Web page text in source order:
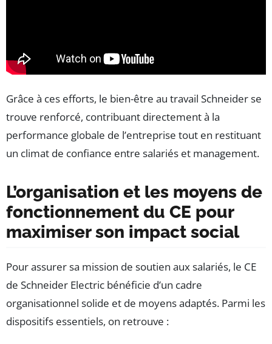
Grâce à ces efforts, le bien-être au travail Schneider se
trouve renforcé, contribuant directement à la
performance globale de l’entreprise tout en restituant
un climat de confiance entre salariés et management.
L’organisation et les moyens de
fonctionnement du CE pour
maximiser son impact social
Pour assurer sa mission de soutien aux salariés, le CE
de Schneider Electric bénéficie d’un cadre
organisationnel solide et de moyens adaptés. Parmi les
dispositifs essentiels, on retrouve :